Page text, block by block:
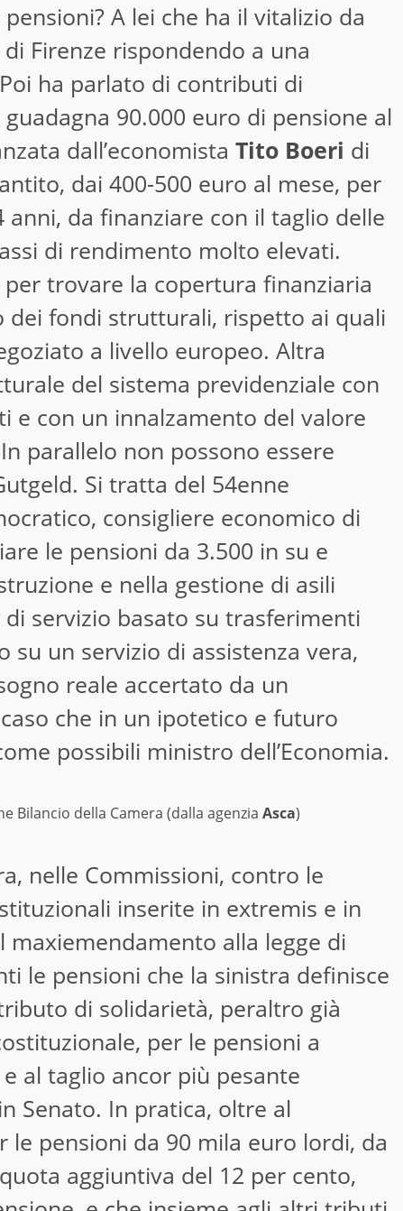
A lei che ha il vitalizio da
Firenze rispondendo a una
ha parlato di contributi di
90.000 euro di pensione al
dall’economista Tito Boeri di
dai 400-500 euro al mese, per
da finanziare con il taglio delle
di rendimento molto elevati.
trovare la copertura finanziaria
dei fondi strutturali, rispetto ai quali
a livello europeo. Altra
del sistema previdenziale con
e con un innalzamento del valore
parallelo non possono essere
Si tratta del 54enne
consigliere economico di
le pensioni da 3.500 in su e
e nella gestione di asili
servizio basato su trasferimenti
un servizio di assistenza vera,
reale accertato da un
che in un ipotetico e futuro
possibili ministro dell’Economia.
Bilancio della Camera (dalla agenzia Asca)
nelle Commissioni, contro le
inserite in extremis e in
alla legge di
le pensioni che la sinistra definisce
di solidarietà, peraltro già
per le pensioni a
al taglio ancor più pesante
Senato. In pratica, oltre al
pensioni da 90 mila euro lordi, da
aggiuntiva del 12 per cento,